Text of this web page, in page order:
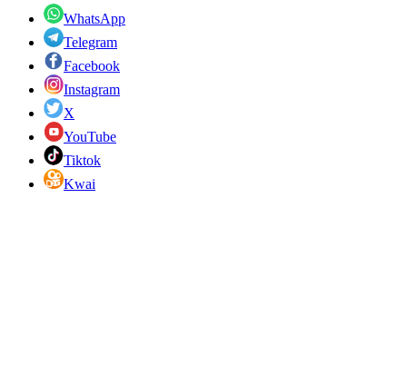
WhatsApp
Telegram
Facebook
Instagram
X
YouTube
Tiktok
Kwai